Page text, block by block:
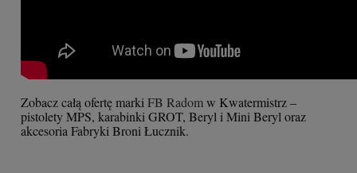
Zobacz całą ofertę marki FB Radomw Kwatermistrz –
pistolety MPS, karabinki GROT, Beryl i Mini Beryl oraz
akcesoria Fabryki Broni Łucznik.